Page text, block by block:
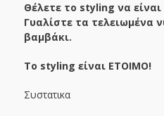
Θέλετε το styling να
Γυαλίστε τα τελειωμένα
βαμβάκι.
Το styling είναι ΕΤΟΙΜΟ!
Συστατικα